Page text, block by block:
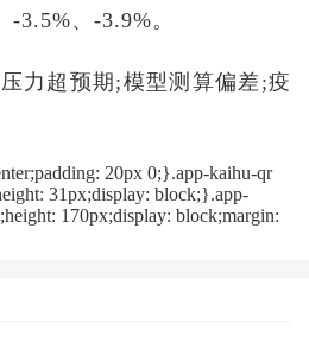
-3.5%、-3.9%。
力超预期;模型测算偏差;疫
20px 0;}.app-kaihu-qr
31px;display: block;}.app-
170px;display: block;margin: